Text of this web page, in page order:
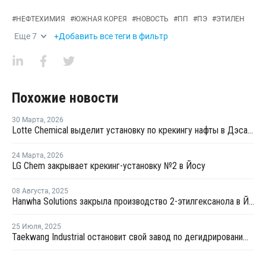
#НЕФТЕХИМИЯ #ЮЖНАЯ КОРЕЯ #НОВОСТЬ #ПП #ПЭ #ЭТИЛЕН
Еще7 +Добавить все теги в фильтр
Похожие новости
30 Марта, 2026
Lotte Chemical выделит установку по крекингу нафты в Дэсане и объединится с HD Hyundai Chemical
24 Марта, 2026
LG Chem закрывает крекинг-установку №2 в Йосу
08 Августа, 2025
Hanwha Solutions закрыла производство 2-этилгексанола в Йосу
25 Июля, 2025
Taekwang Industrial остановит свой завод по дегидрированию пропана в Южной Корее